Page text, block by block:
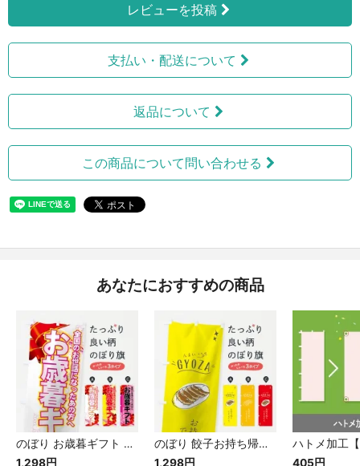
レビューを投稿
支払い・配送について
返品について
この商品について問い合わせる
あなたにおすすめの商品
のぼり お歳暮ギフト のぼり旗
1,298円
のぼり 餃子お持ち帰りできますよ のぼり旗
1,298円
405円